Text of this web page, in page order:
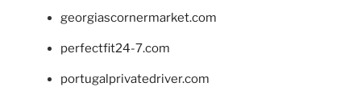
georgiascornermarket.com
perfectfit24-7.com
portugalprivatedriver.com